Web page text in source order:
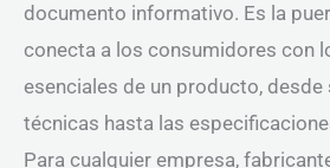
documento informativo. Es la
conecta a los consumidores con
esenciales de un producto,
técnicas hasta las
Para cualquier empresa,